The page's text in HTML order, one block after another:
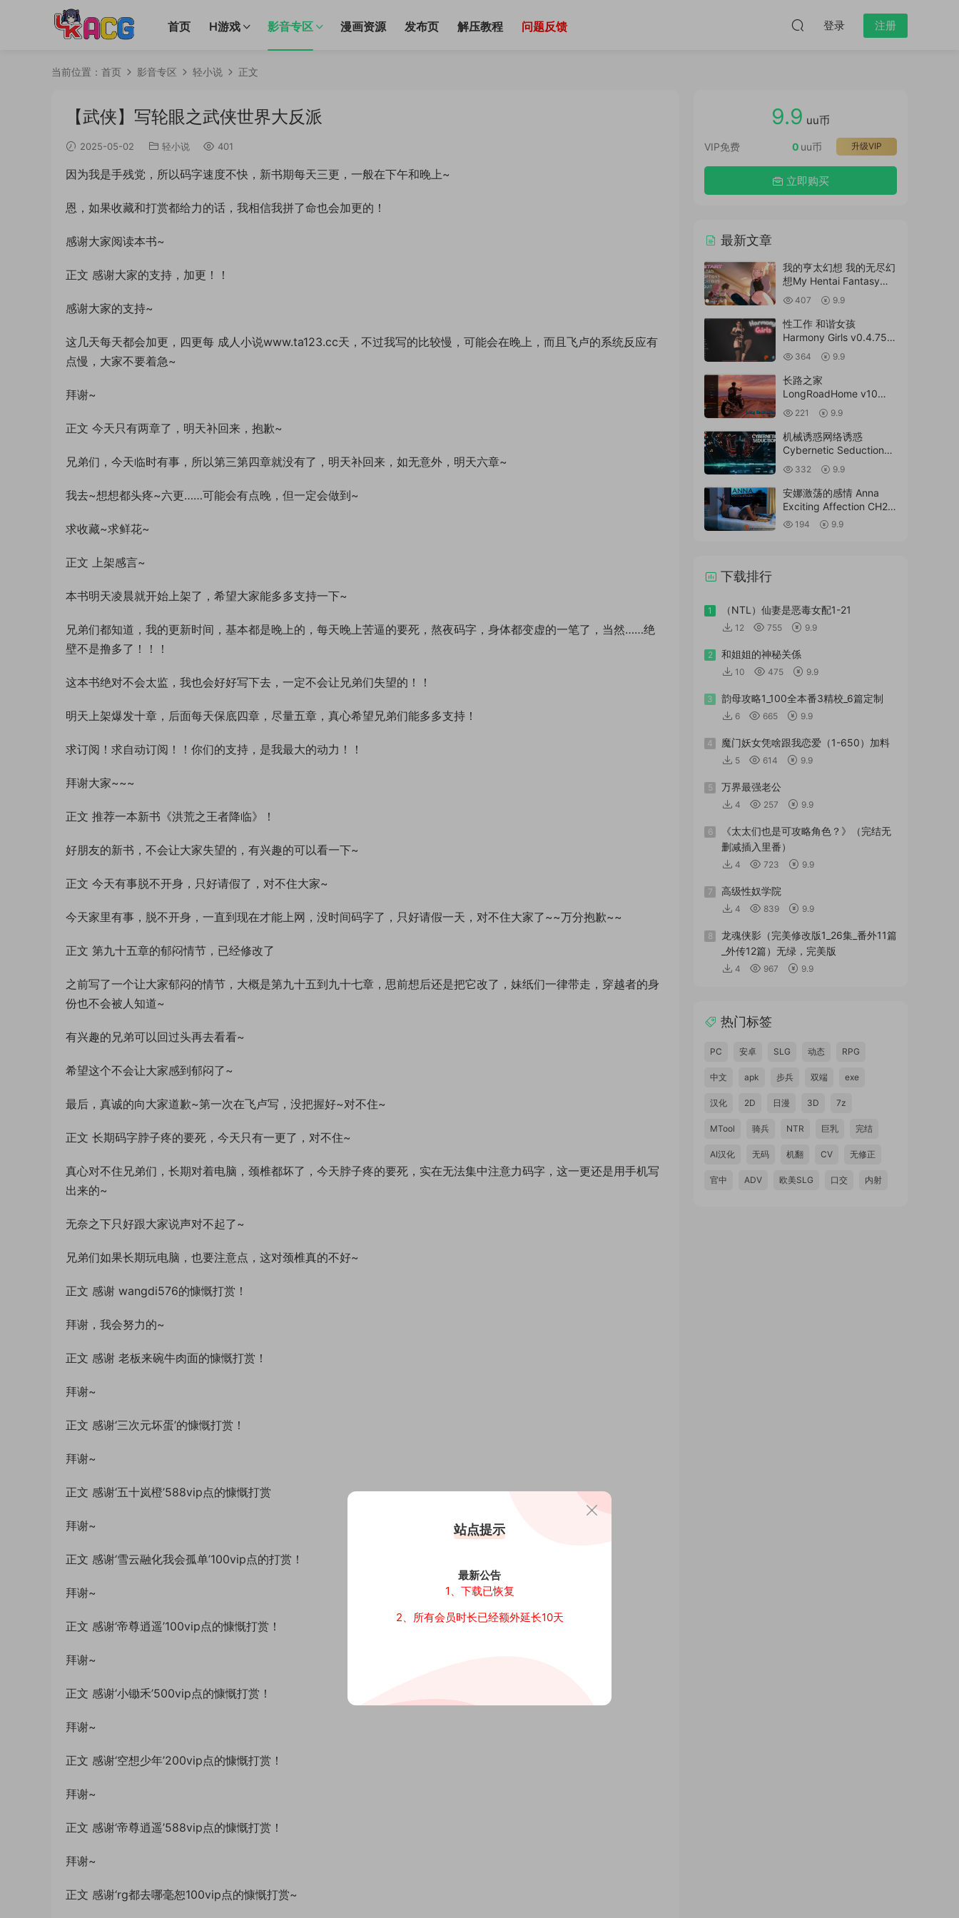
首页 H游戏 影音专区 漫画资源 发布页 解压教程 问题反馈 登录 注册
当前位置： 首页 影音专区 轻小说 正文
【武侠】写轮眼之武侠世界大反派
2025-05-02 轻小说 401
因为我是手残党，所以码字速度不快，新书期每天三更，一般在下午和晚上~
恩，如果收藏和打赏都给力的话，我相信我拼了命也会加更的！
感谢大家阅读本书~
正文 感谢大家的支持，加更！！
感谢大家的支持~
这几天每天都会加更，四更每 成人小说www.ta123.cc天，不过我写的比较慢，可能会在晚上，而且飞卢的系统反应有
点慢，大家不要着急~
拜谢~
正文 今天只有两章了，明天补回来，抱歉~
兄弟们，今天临时有事，所以第三第四章就没有了，明天补回来，如无意外，明天六章~
我去~想想都头疼~六更……可能会有点晚，但一定会做到~
求收藏~求鲜花~
正文 上架感言~
本书明天凌晨就开始上架了，希望大家能多多支持一下~
兄弟们都知道，我的更新时间，基本都是晚上的，每天晚上苦逼的要死，熬夜码字，身体都变虚的一笔了，当然……绝
壁不是撸多了！！！
这本书绝对不会太监，我也会好好写下去，一定不会让兄弟们失望的！！
明天上架爆发十章，后面每天保底四章，尽量五章，真心希望兄弟们能多多支持！
求订阅！求自动订阅！！你们的支持，是我最大的动力！！
拜谢大家~~~
正文 推荐一本新书《洪荒之王者降临》！
好朋友的新书，不会让大家失望的，有兴趣的可以看一下~
正文 今天有事脱不开身，只好请假了，对不住大家~
今天家里有事，脱不开身，一直到现在才能上网，没时间码字了，只好请假一天，对不住大家了~~万分抱歉~~
正文 第九十五章的郁闷情节，已经修改了
之前写了一个让大家郁闷的情节，大概是第九十五到九十七章，思前想后还是把它改了，妹纸们一律带走，穿越者的身
份也不会被人知道~
有兴趣的兄弟可以回过头再去看看~
希望这个不会让大家感到郁闷了~
最后，真诚的向大家道歉~第一次在飞卢写，没把握好~对不住~
正文 长期码字脖子疼的要死，今天只有一更了，对不住~
真心对不住兄弟们，长期对着电脑，颈椎都坏了，今天脖子疼的要死，实在无法集中注意力码字，这一更还是用手机写
出来的~
无奈之下只好跟大家说声对不起了~
兄弟们如果长期玩电脑，也要注意点，这对颈椎真的不好~
正文 感谢 wangdi576的慷慨打赏！
拜谢，我会努力的~
正文 感谢 老板来碗牛肉面的慷慨打赏！
拜谢~
正文 感谢‘三次元坏蛋’的慷慨打赏！
拜谢~
正文 感谢‘五十岚橙’588vip点的慷慨打赏
拜谢~
正文 感谢‘雪云融化我会孤单’100vip点的打赏！
拜谢~
正文 感谢‘帝尊逍遥’100vip点的慷慨打赏！
拜谢~
正文 感谢‘小锄禾’500vip点的慷慨打赏！
拜谢~
正文 感谢‘空想少年’200vip点的慷慨打赏！
拜谢~
正文 感谢‘帝尊逍遥’588vip点的慷慨打赏！
拜谢~
正文 感谢‘rg都去哪毫恕100vip点的慷慨打赏~
9.9 uu币
VIP免费 升级VIP
0 uu币
立即购买
最新文章
我的亨太幻想 我的无尽幻
想My Hentai Fantasy
v0.11汉化版
407 9.9
性工作 和谐女孩
Harmony Girls v0.4.75汉
化版364 9.9
长路之家
LongRoadHome v10
Part4 Beta Update2汉化
版
221 9.9
机械诱惑网络诱惑
Cybernetic Seduction
Ep.6Part1 汉化版
332 9.9
安娜激荡的感情 Anna
Exciting Affection CH2-
Ep18 汉化版
194 9.9
下载排行
1 （NTL）仙妻是恶毒女配1-21
12 755 9.9
2 和姐姐的神秘关係
10 475 9.9
3 韵母攻略1_100全本番3精校_6篇定制
6 665 9.9
4 魔门妖女凭啥跟我恋爱（1-650）加料
5 614 9.9
5 万界最强老公
4 257 9.9
6
《太太们也是可攻略角色？》（完结无
删减插入里番）
4 723 9.9
7 高级性奴学院
4 839 9.9
8
龙魂侠影（完美修改版1_26集_番外11篇
_外传12篇）无绿，完美版
4 967 9.9
热门标签
PC 安卓 SLG 动态 RPG
中文 apk 步兵 双端 exe
汉化 2D 日漫 3D 7z
MTool 骑兵 NTR 巨乳 完结
AI汉化 无码 机翻 CV 无修正
官中 ADV 欧美SLG 口交 内射
站点提示
最新公告
1、下载已恢复
2、所有会员时长已经额外延长10天